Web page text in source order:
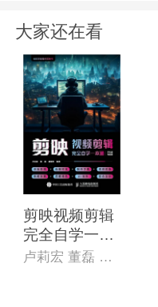
大家还在看
剪映视频剪辑
完全自学一本
通
卢莉宏 董磊 唐增煦 编著